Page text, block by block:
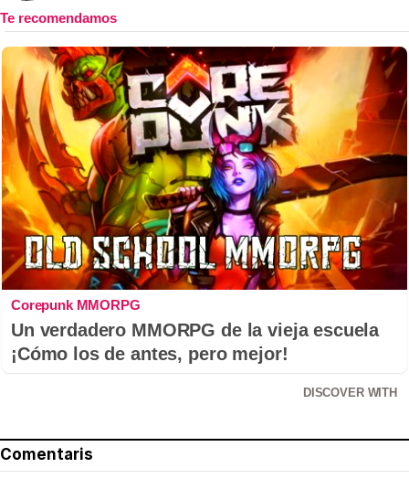
Corepunk MMORPG
Un verdadero MMORPG de la vieja escuela
¡Cómo los de antes, pero mejor!
DISCOVER WITH
Comentaris